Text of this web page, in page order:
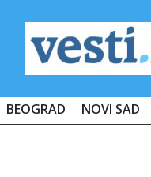
BEOGRAD NOVI SAD